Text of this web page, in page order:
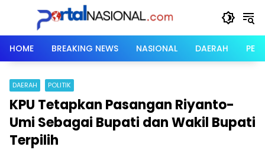
HOME
BREAKING NEWS NASIONAL DAERAH
DAERAH POLITIK
KPU Tetapkan Pasangan Riyanto-
Umi Sebagai Bupati dan Wakil Bupati
Terpilih